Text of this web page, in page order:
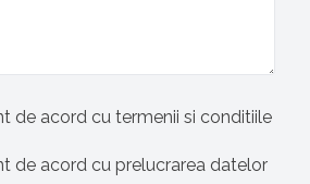
de acord cu termenii si conditiile
de acord cu prelucrarea datelor